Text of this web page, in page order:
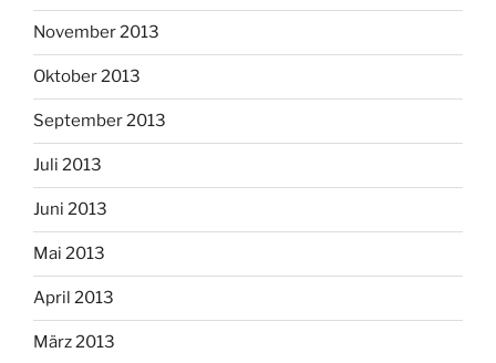
November 2013
Oktober 2013
September 2013
Juli 2013
Juni 2013
Mai 2013
April 2013
März 2013